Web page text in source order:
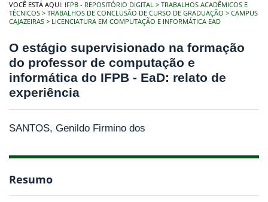
VOCÊ ESTÁ AQUI: IFPB - REPOSITÓRIO DIGITAL
TRABALHOS ACADÊMICOS E
TÉCNICOS
TRABALHOS DE CONCLUSÃO DE CURSO DE GRADUAÇÃO
CAMPUS
CAJAZEIRAS
LICENCIATURA EM COMPUTAÇÃO E INFORMÁTICA EAD
O estágio supervisionado na formação
do professor de computação e
informática do IFPB - EaD: relato de
experiência
SANTOS, Genildo Firmino dos
Resumo